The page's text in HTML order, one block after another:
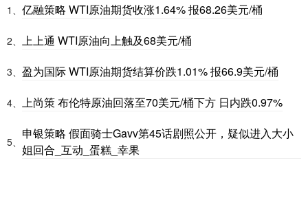
1、 亿融策略 WTI原油期货收涨1.64% 报68.26美元/桶
2、 上上通 WTI原油向上触及68美元/桶
3、 盈为国际 WTI原油期货结算价跌1.01% 报66.9美元/桶
4、 上尚策 布伦特原油回落至70美元/桶下方 日内跌0.97%
5、
申银策略 假面骑士Gavv第45话剧照公开，疑似进入大小
姐回合_互动_蛋糕_幸果